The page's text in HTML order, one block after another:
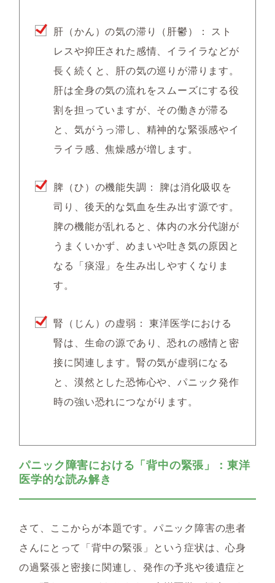
肝（かん）の気の滞り（肝鬱）： スト
レスや抑圧された感情、イライラなどが
長く続くと、肝の気の巡りが滞ります。
肝は全身の気の流れをスムーズにする役
割を担っていますが、その働きが滞る
と、気がうっ滞し、精神的な緊張感やイ
ライラ感、焦燥感が増します。
脾（ひ）の機能失調： 脾は消化吸収を
司り、後天的な気血を生み出す源です。
脾の機能が乱れると、体内の水分代謝が
うまくいかず、めまいや吐き気の原因と
なる「痰湿」を生み出しやすくなりま
す。
腎（じん）の虚弱： 東洋医学における
腎は、生命の源であり、恐れの感情と密
接に関連します。腎の気が虚弱になる
と、漠然とした恐怖心や、パニック発作
時の強い恐れにつながります。
パニック障害における「背中の緊張」：東洋
医学的な読み解き
さて、ここからが本題です。パニック障害の患者
さんにとって「背中の緊張」という症状は、心身
の過緊張と密接に関連し、発作の予兆や後遺症と